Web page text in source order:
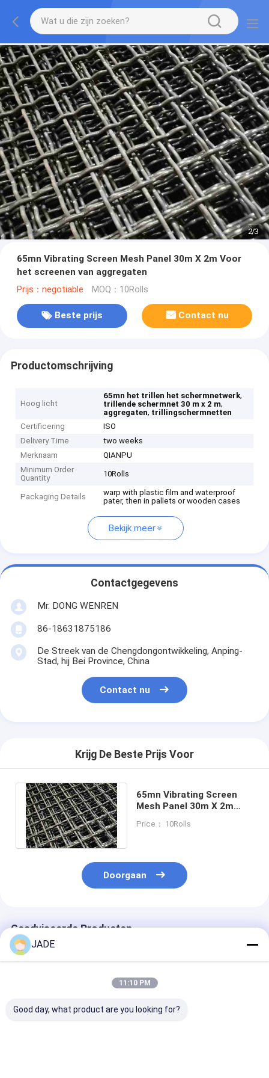
2/3
65mn Vibrating Screen Mesh Panel 30m X 2m Voor
het screenen van aggregaten
Prijs：negotiable MOQ：10Rolls
Beste prijs Contact nu
Productomschrijving
Hoog licht
65mn het trillen het schermnetwerk,
trillende schermnet 30 m x 2 m,
aggregaten, trillingschermnetten
Certificering
ISO
Delivery Time
two weeks
Merknaam
QIANPU
Minimum Order
Quantity
10Rolls
Packaging Details
warp with plastic film and waterproof
pater, then in pallets or wooden cases
Bekijk meer
Contactgegevens
Mr. DONG WENREN
86-18631875186
De Streek van de Chengdongontwikkeling, Anping-
Stad, hij Bei Province, China
Contact nu
Krijg De Beste Prijs Voor
65mn Vibrating Screen
Mesh Panel 30m X 2m
aggregaten
Price： 10Rolls
Doorgaan
Geadviseerde Producten
JADE
11:10 PM
Good day, what product are you looking for?